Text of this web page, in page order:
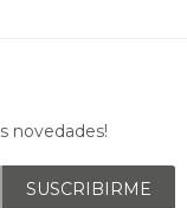
novedades!
SUSCRIBIRME